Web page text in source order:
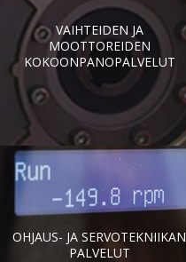
VAIHTEIDEN JA
MOOTTOREIDEN
KOKOONPANOPALVELUT
OHJAUS- JA SERVOTEKNIIKAN
PALVELUT